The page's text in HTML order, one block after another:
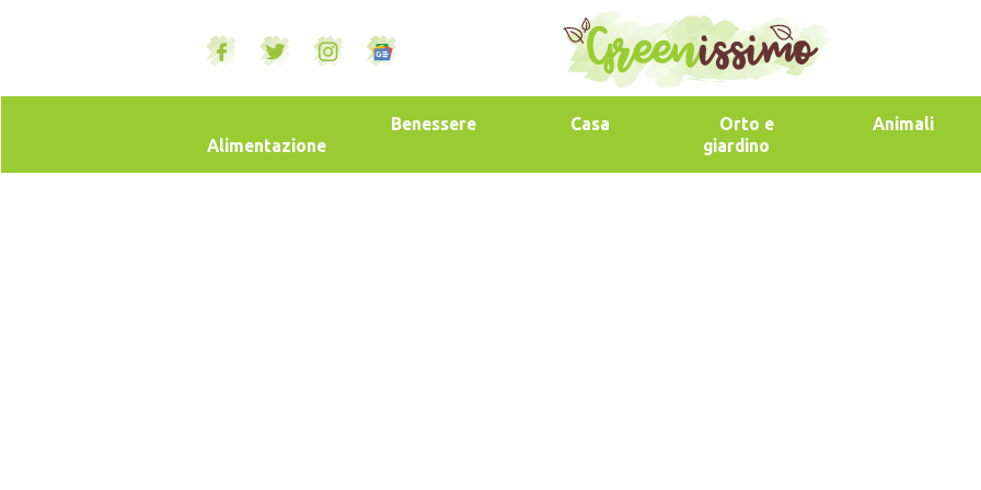
Alimentazione
Benessere Casa
Orto e
giardino
Animali